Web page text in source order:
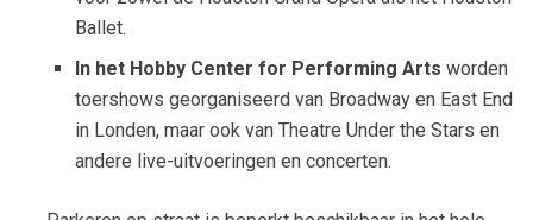
Ballet.
In het Hobby Center for Performing Arts worden
toershows georganiseerd van Broadway en East End
in Londen, maar ook van Theatre Under the Stars en
andere live-uitvoeringen en concerten.